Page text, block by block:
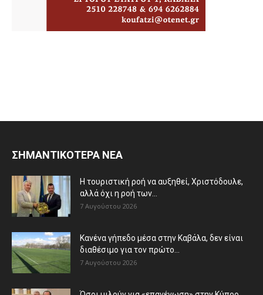
ΣΗΜΑΝΤΙΚΟΤΕΡΑ ΝΕΑ
Η τουριστική ροή να αυξηθεί, Χριστόδουλε,
αλλά όχι η ροή των...
7 Αυγούστου 2026
Κανένα γήπεδο μέσα στην Καβάλα, δεν είναι
διαθέσιμο για τον πρώτο...
7 Αυγούστου 2026